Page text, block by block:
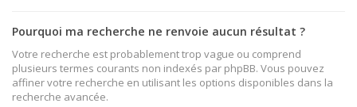
Pourquoi ma recherche ne renvoie aucun résultat ?
Votre recherche est probablement trop vague ou comprend
plusieurs termes courants non indexés par phpBB. Vous pouvez
affiner votre recherche en utilisant les options disponibles dans la
recherche avancée.